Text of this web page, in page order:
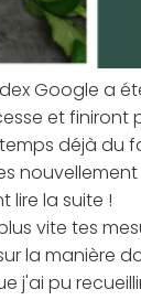
Google
et
déjà
lire la suite !
vite tes
la
j'ai pu